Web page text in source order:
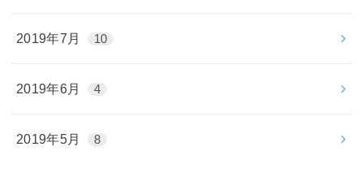
2019年7月 10
2019年6月 4
2019年5月 8